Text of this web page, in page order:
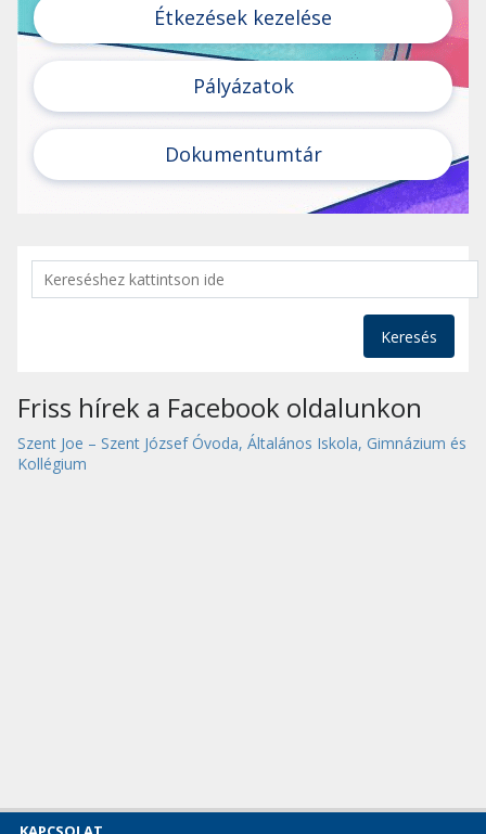
Étkezések kezelése
Pályázatok
Dokumentumtár
Keresés
Friss hírek a Facebook oldalunkon
Szent Joe – Szent József Óvoda, Általános Iskola, Gimnázium és
Kollégium